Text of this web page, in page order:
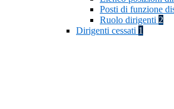
Posti di funzione
Ruolo dirigenti 2
Dirigenti cessati 1